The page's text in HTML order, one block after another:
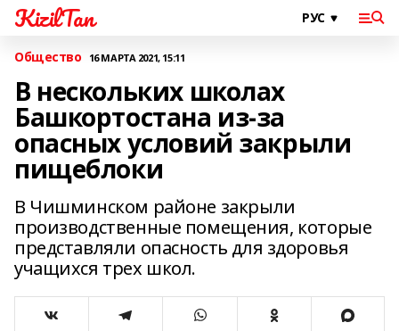
KizilTan
Общество 16 МАРТА 2021, 15:11
В нескольких школах
Башкортостана из-за
опасных условий закрыли
пищеблоки
В Чишминском районе закрыли
производственные помещения, которые
представляли опасность для здоровья
учащихся трех школ.